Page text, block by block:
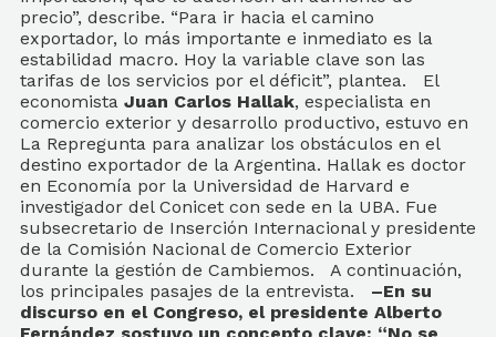
precio”, describe. “Para ir hacia el camino
exportador, lo más importante e inmediato es la
estabilidad macro. Hoy la variable clave son las
tarifas de los servicios por el déficit”, plantea. El
economista Juan Carlos Hallak, especialista en
comercio exterior y desarrollo productivo, estuvo en
La Repregunta para analizar los obstáculos en el
destino exportador de la Argentina. Hallak es doctor
en Economía por la Universidad de Harvard e
investigador del Conicet con sede en la UBA. Fue
subsecretario de Inserción Internacional y presidente
de la Comisión Nacional de Comercio Exterior
durante la gestión de Cambiemos. A continuación,
los principales pasajes de la entrevista. –En su
discurso en el Congreso, el presidente Alberto